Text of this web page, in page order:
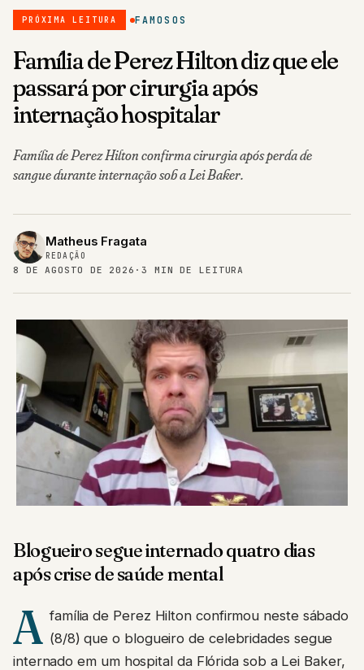
PRÓXIMA LEITURA FAMOSOS
Família de Perez Hilton diz que ele
passará por cirurgia após
internação hospitalar
Família de Perez Hilton confirma cirurgia após perda de
sangue durante internação sob a Lei Baker.
Matheus Fragata
REDAÇÃO
8 DE AGOSTO DE 2026 · 3 MIN DE LEITURA
Blogueiro segue internado quatro dias
após crise de saúde mental
A família de Perez Hilton confirmou neste sábado
(8/8) que o blogueiro de celebridades segue
internado em um hospital da Flórida sob a Lei Baker,